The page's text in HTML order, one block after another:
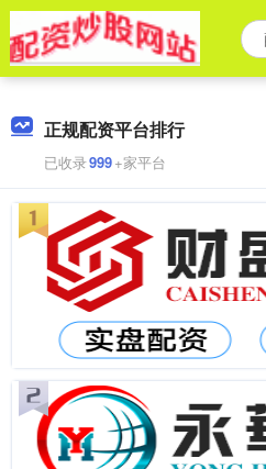
正规配资平台排行
已收录999+家平台